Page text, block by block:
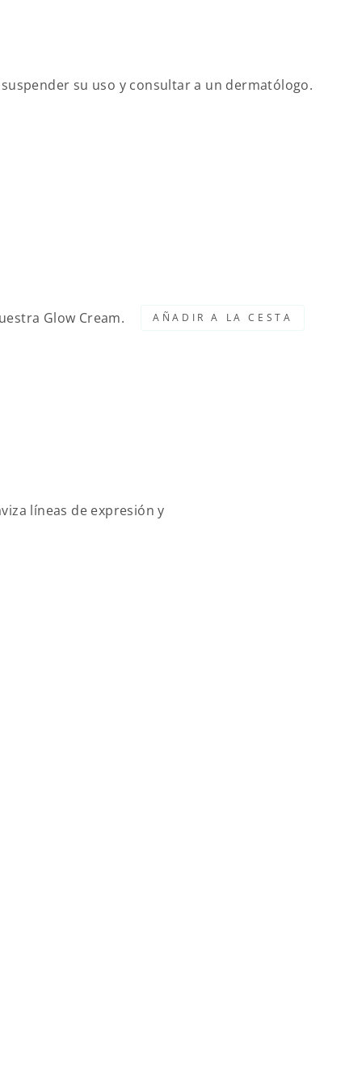
su uso y consultar a un dermatólogo.
Glow Cream. AÑADIR A LA CESTA
líneas de expresión y